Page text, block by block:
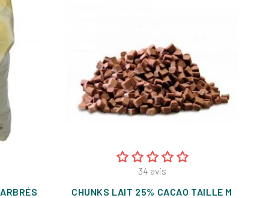
34 avis
CHUNKS LAIT 25% CACAO TAILLE M